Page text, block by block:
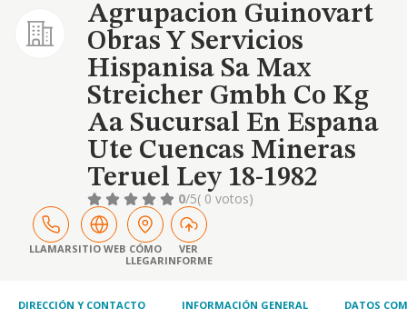
Agrupacion Guinovart
Obras Y Servicios
Hispanisa Sa Max
Streicher Gmbh Co Kg
Aa Sucursal En Espana
Ute Cuencas Mineras
Teruel Ley 18-1982
0/5( 0 votos)
LLAMARSITIO WEB CÓMO
LLEGAR
VER
INFORME
DIRECCIÓN Y CONTACTO INFORMACIÓN GENERAL DATOS